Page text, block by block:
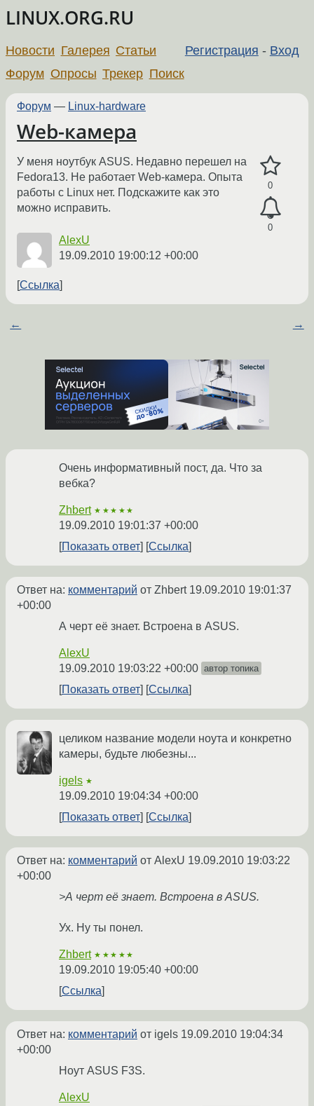
LINUX.ORG.RU
Регистрация - Вход
Новости Галерея Статьи
Форум Опросы Трекер Поиск
Форум — Linux-hardware
Web-камера
0
0
У меня ноутбук ASUS. Недавно перешел на
Fedora13. Не работает Web-камера. Опыта
работы с Linux нет. Подскажите как это
можно исправить.
AlexU
19.09.2010 19:00:12 +00:00
Ссылка
← →
Очень информативный пост, да. Что за
вебка?
Zhbert ★★★★★
19.09.2010 19:01:37 +00:00
Показать ответ
Ссылка
Ответ на: комментарий от Zhbert 19.09.2010 19:01:37
+00:00
А черт её знает. Встроена в ASUS.
AlexU
19.09.2010 19:03:22 +00:00 автор топика
Показать ответ Ссылка
целиком название модели ноута и конкретно
камеры, будьте любезны...
igels ★
19.09.2010 19:04:34 +00:00
Показать ответ
Ссылка
Ответ на: комментарий от AlexU 19.09.2010 19:03:22
+00:00
>А черт её знает. Встроена в ASUS.
Ух. Ну ты понел.
Zhbert ★★★★★
19.09.2010 19:05:40 +00:00
Ссылка
Ответ на: комментарий от igels 19.09.2010 19:04:34
+00:00
Ноут ASUS F3S.
AlexU